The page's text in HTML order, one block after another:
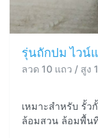
รุ่นถักปม ไวน์
ลวด 10 แถว / สูง
เหมาะสำหรับ รั้ว
ล้อมสวน ล้อมพื้น